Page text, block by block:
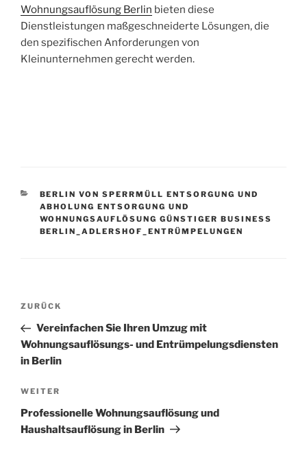
Wohnungsauflösung Berlin bieten diese
Dienstleistungen maßgeschneiderte Lösungen, die
den spezifischen Anforderungen von
Kleinunternehmen gerecht werden.
KATEGORIEN
BERLIN VON SPERRMÜLL ENTSORGUNG UND
ABHOLUNG ENTSORGUNG UND
WOHNUNGSAUFLÖSUNG GÜNSTIGER BUSINESS
BERLIN_ADLERSHOF_ENTRÜMPELUNGEN
Beitragsnavigation
Vorheriger
Beitrag
ZURÜCK
Vereinfachen Sie Ihren Umzug mit
Wohnungsauflösungs- und Entrümpelungsdiensten
in Berlin
Nächster
Beitrag
WEITER
Professionelle Wohnungsauflösung und
Haushaltsauflösung in Berlin